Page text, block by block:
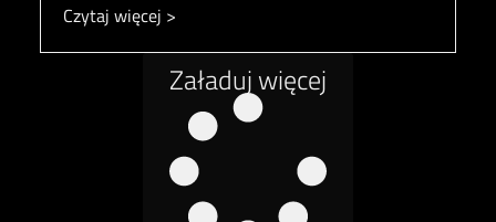
Czytaj więcej >
Załaduj więcej